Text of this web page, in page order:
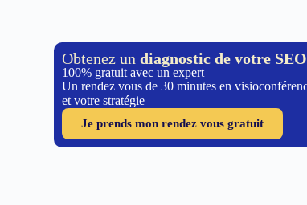
Obtenez undiagnostic de votre SEO
100% gratuit avec un expert
Un rendez vous de 30 minutes en
et votre stratégie
Je prends mon rendez vous gratuit